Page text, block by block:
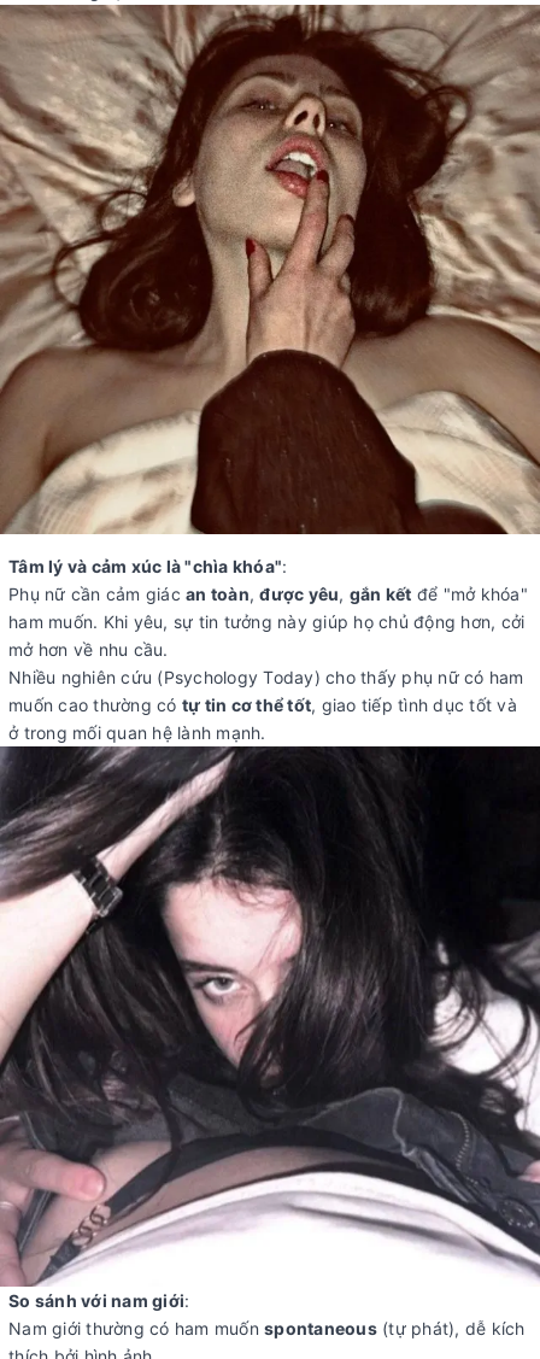
Tâm lý và cảm xúc là "chìa khóa":
Phụ nữ cần cảm giác an toàn,được yêu, gắn kết để "mở khóa"
ham muốn. Khi yêu, sự tin tưởng này giúp họ chủ động hơn, cởi
mở hơn về nhu cầu.
Nhiều nghiên cứu (Psychology Today) cho thấy phụ nữ có ham
muốn cao thường có tự tin cơ thể tốt, giao tiếp tình dục tốt và
ở trong mối quan hệ lành mạnh.
So sánh với nam giới:
Nam giới thường có ham muốn spontaneous(tự phát), dễ kích